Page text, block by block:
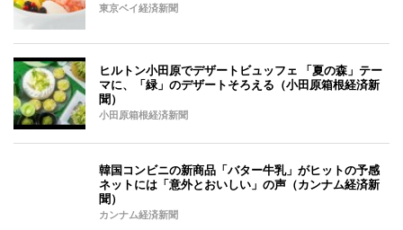
東京ベイ経済新聞
ヒルトン小田原でデザートビュッフェ 「夏の森」テー
マに、「緑」のデザートそろえる（小田原箱根経済新
聞）
小田原箱根経済新聞
韓国コンビニの新商品「バター牛乳」がヒットの予感
ネットには「意外とおいしい」の声（カンナム経済新
聞）
カンナム経済新聞